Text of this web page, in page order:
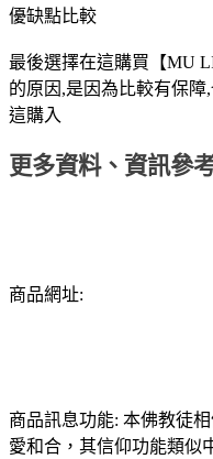
優缺點比較
最後選擇在這購買【MU
的原因,是因為比較有保
這購入
更多資料、資訊參
商品網址:
商品訊息功能: 本佛教徒
愛和合，其信仰功能類似